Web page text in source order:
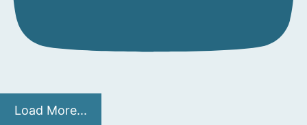
Load More...